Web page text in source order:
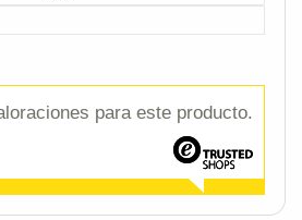
para este producto.